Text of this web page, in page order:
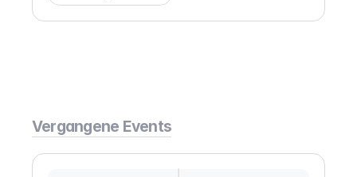
Vergangene Events